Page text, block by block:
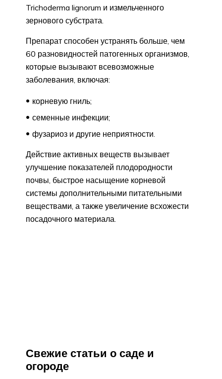
Trichoderma lignorum и измельченного
зернового субстрата.
Препарат способен устранять больше, чем
60 разновидностей патогенных организмов,
которые вызывают всевозможные
заболевания, включая:
корневую гниль;
семенные инфекции;
фузариоз и другие неприятности.
Действие активных веществ вызывает
улучшение показателей плодородности
почвы, быстрое насыщение корневой
системы дополнительными питательными
веществами, а также увеличение всхожести
посадочного материала.
Свежие статьи о саде и
огороде